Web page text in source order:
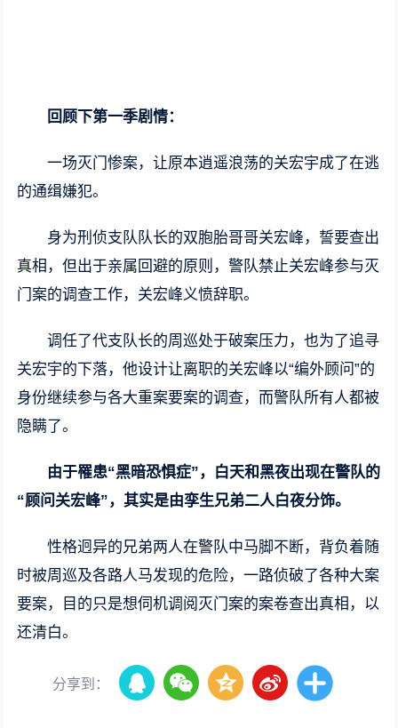
回顾下第一季剧情：
一场灭门惨案，让原本逍遥浪荡的关宏宇成了在逃
的通缉嫌犯。
身为刑侦支队队长的双胞胎哥哥关宏峰，誓要查出
真相，但出于亲属回避的原则，警队禁止关宏峰参与灭
门案的调查工作，关宏峰义愤辞职。
调任了代支队长的周巡处于破案压力，也为了追寻
关宏宇的下落，他设计让离职的关宏峰以“编外顾问”的
身份继续参与各大重案要案的调查，而警队所有人都被
隐瞒了。
由于罹患“黑暗恐惧症”，白天和黑夜出现在警队的
“顾问关宏峰”，其实是由孪生兄弟二人白夜分饰。
性格迥异的兄弟两人在警队中马脚不断，背负着随
时被周巡及各路人马发现的危险，一路侦破了各种大案
要案，目的只是想伺机调阅灭门案的案卷查出真相，以
还清白。
分享到：